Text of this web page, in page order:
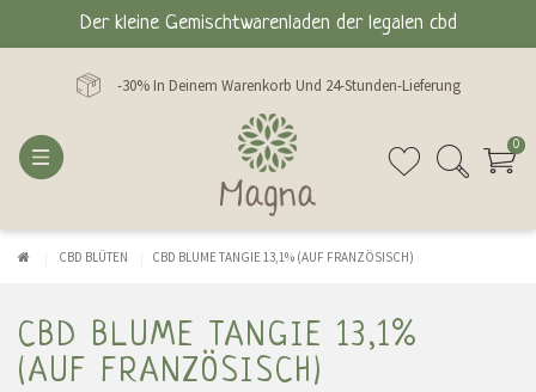
Der kleine Gemischtwarenladen der legalen cbd
-30% In Deinem Warenkorb Und 24-Stunden-Lieferung
0
CBD BLÜTEN CBD BLUME TANGIE 13,1% (AUF FRANZÖSISCH)
CBD BLUME TANGIE 13,1%
(AUF FRANZÖSISCH)